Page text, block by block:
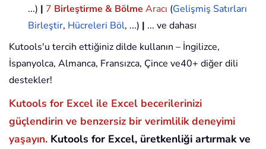
...) | 7 Birleştirme & Bölme Aracı (Gelişmiş Satırları
Birleştir, Hücreleri Böl, ...) | ... ve dahası
Kutools'u tercih ettiğiniz dilde kullanın – İngilizce,
İspanyolca, Almanca, Fransızca, Çince ve40+ diğer dili
destekler!
Kutools for Excel ile Excel becerilerinizi
güçlendirin ve benzersiz bir verimlilik deneyimi
yaşayın. Kutools for Excel, üretkenliği artırmak ve